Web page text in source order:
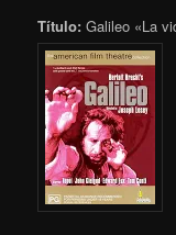
Título: Galileo «La